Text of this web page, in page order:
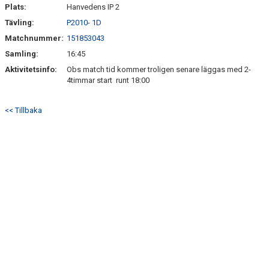
FAQ
Plats:
Hanvedens IP 2
Tävling:
P2010- 1D
Matchnummer: 151853043
Samling:
16:45
Aktivitetsinfo:
Obs match tid kommer troligen senare läggas med 2-
4timmar start runt 18:00
<< Tillbaka